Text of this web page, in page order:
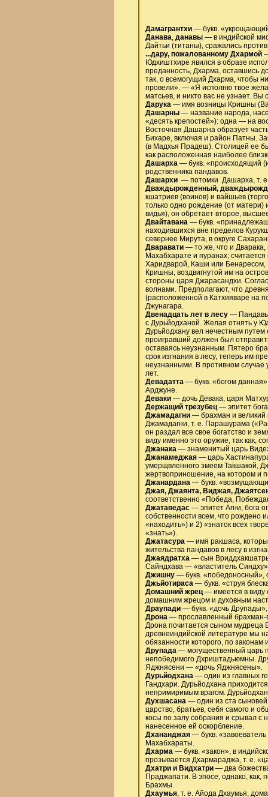
Дамагрантхи— букв.
Данава, данавы— в индийской
Дайтьи (титаны), сражались против
...дару, пожалованному Дхармой—
Юдхиштхире явился в образе
преданность, Дхарма, оставшись
так, о всемогущий Дхарма, чтобы
провели». — «Я исполню твое
матсьев, и никто вас не узнает.
Дарука— имя возницы Кришны
Дашарны— название народа,
«десять крепостей»): одна — на
Восточная Дашарна образует
Бихаре, включая и район Патны.
(в Мадхья Прадеш). Столицей ее
как расположенная наиболее
Дашарха— букв. «происходящий
родственника пандавов.
Дашархи— потомки Дашарха, т. е.
Дваждырожденный,
кшатриев (воинов) и вайшьев
только одно рождение (от матери)
видья), он обретает второе,
Двайтавана— букв.
находившихся вне пределов
севернее Мирута, в округе
Дваравати— то же, что и Дварака,
Махабхарате и пуранах;
Харидварой, Каши или Бенаресом,
Кришны, воздвигнутой им на
стороны царя Джарасандхи.
волнами. Предполагают, что
(расположенной в Катхияваре на
Джунагара.
Двенадцать лет в лесу — Пандавы
с Дурьйодханой. Желая отнять у
Дурьйодхану вел нечестным
проигравший должен был
оставаясь неузнанным. Пятеро
срок изгнания в лесу, теперь им
неузнанными. В противном случае
лет.
Девадатта— букв. «богом
Арджуне.
Деваки— дочь Девака, царя
Держащий трезубец— эпитет
Джамадагни— брахман и великий
Джамадагни, т. е. Парашурама
он раздал все свое богатство и
виду именно это оружие, так как,
Джанака— знаменитый царь
Джанамеджая— царь
умерщвленного змеем Такшакой,
жертвоприношение, на котором и
Джанардана— букв.
Джая, Джаянта, Виджая,
соответственно «Победа,
Джатаведас— эпитет Агни, бога
собственности всем, что рождено
«находить») и 2) «знаток всех
«знать»).
Джатасура— имя ракшаса,
жительства пандавов в лесу в
Джаядратха— сын
Сайндхава — «властитель
Джишну— букв. «победоносный»,
Джьйотираса— букв. «струя
Домашний жрец— имеется в виду
домашним жрецом и духовным
Драупади— букв. «дочь
Дрона— прославленный брахман-
Дрона почитается сыном мудреца
древнеиндийской литературе мы
обязанности которого, по
Друпада— могущественный царь
непобедимого Дхриштадьюмны.
Яджнясени — «дочь Яджнясены».
Дурьйодхана — один из главных
Гандхари. Дурьйодхана
непримиримым врагом.
Духшасана— один из ста сыновей
царство, братьев, себя самого и
косы по залу собрания и срывал с
нанесенное ей оскорбление.
Дхананджая— букв. «завоеватель
Махабхараты.
Дхарма— букв. «закон», в
прозывается Дхармараджа, т. е.
Дхатри и Видхатри— два
Праджапати. В эпосе, однако, как,
Брахмы.
Дхаумья, т. е. Айода Дхаумья,